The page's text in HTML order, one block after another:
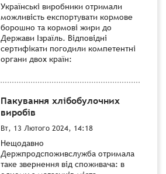
Українські виробники отримали
можливість експортувати кормове
борошно та кормові жири до
Держави Ізраїль. Відповідні
сертифікати погодили компетентні
органи двох країн:
Пакування хлібобулочних
виробів
Вт, 13 Лютого 2024, 14:18
Нещодавно
Держпродспоживслужба отримала
таке звернення від споживача: в